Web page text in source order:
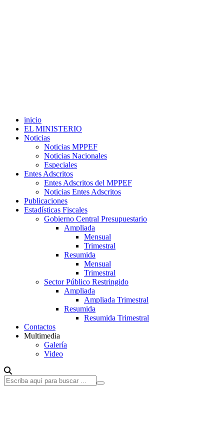
inicio
EL MINISTERIO
Noticias
Noticias MPPEF
Noticias Nacionales
Especiales
Entes Adscritos
Entes Adscritos del MPPEF
Noticias Entes Adscritos
Publicaciones
Estadísticas Fiscales
Gobierno Central Presupuestario
Ampliada
Mensual
Trimestral
Resumida
Mensual
Trimestral
Sector Público Restringido
Ampliada
Ampliada Trimestral
Resumida
Resumida Trimestral
Contactos
Multimedia
Galería
Video